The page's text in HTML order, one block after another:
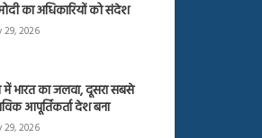
का अधिकारियों को संदेश
29, 2026
में भारत का जलवा, दूसरा सबसे
आपूर्तिकर्ता देश बना
29, 2026